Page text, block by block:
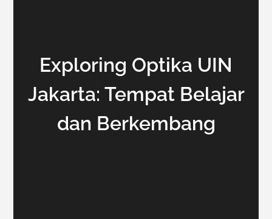
Exploring Optika UIN
Jakarta: Tempat Belajar
dan Berkembang